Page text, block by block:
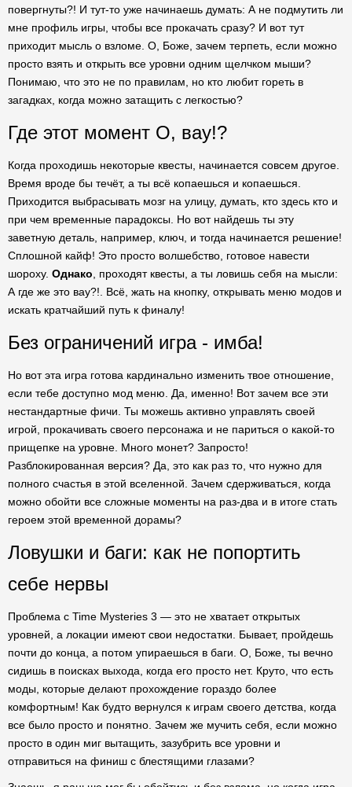
повергнуты?! И тут-то уже начинаешь думать: А не подмутить ли
мне профиль игры, чтобы все прокачать сразу? И вот тут
приходит мысль о взломе. О, Боже, зачем терпеть, если можно
просто взять и открыть все уровни одним щелчком мыши?
Понимаю, что это не по правилам, но кто любит гореть в
загадках, когда можно затащить с легкостью?
Где этот момент О, вау!?
Когда проходишь некоторые квесты, начинается совсем другое.
Время вроде бы течёт, а ты всё копаешься и копаешься.
Приходится выбрасывать мозг на улицу, думать, кто здесь кто и
при чем временные парадоксы. Но вот найдешь ты эту
заветную деталь, например, ключ, и тогда начинается решение!
Сплошной кайф! Это просто волшебство, готовое навести
шороху. Однако , проходят квесты, а ты ловишь себя на мысли:
А где же это вау?!. Всё, жать на кнопку, открывать меню модов и
искать кратчайший путь к финалу!
Без ограничений игра - имба!
Но вот эта игра готова кардинально изменить твое отношение,
если тебе доступно мод меню. Да, именно! Вот зачем все эти
нестандартные фичи. Ты можешь активно управлять своей
игрой, прокачивать своего персонажа и не париться о какой-то
прищепке на уровне. Много монет? Запросто!
Разблокированная версия? Да, это как раз то, что нужно для
полного счастья в этой вселенной. Зачем сдерживаться, когда
можно обойти все сложные моменты на раз-два и в итоге стать
героем этой временной дорамы?
Ловушки и баги: как не попортить
себе нервы
Проблема с Time Mysteries 3 — это не хватает открытых
уровней, а локации имеют свои недостатки. Бывает, пройдешь
почти до конца, а потом упираешься в баги. О, Боже, ты вечно
сидишь в поисках выхода, когда его просто нет. Круто, что есть
моды, которые делают прохождение гораздо более
комфортным! Как будто вернулся к играм своего детства, когда
все было просто и понятно. Зачем же мучить себя, если можно
просто в один миг вытащить, зазубрить все уровни и
отправиться на финиш с блестящими глазами?